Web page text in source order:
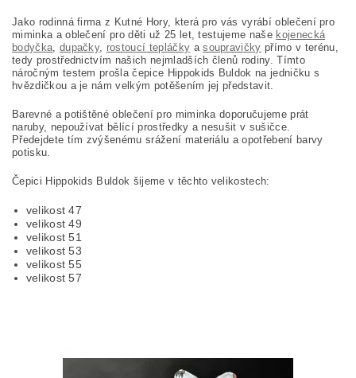
Jako rodinná firma z Kutné Hory, která pro vás vyrábí oblečení pro
miminka a oblečení pro děti už 25 let, testujeme naše kojenecká
bodyčka dupačky, rostoucí tepláčky asoupravičky přímo v terénu,
tedy prostřednictvím našich nejmladších členů rodiny. Tímto
náročným testem prošla čepice Hippokids Buldok na jedničku s
hvězdičkou a je nám velkým potěšením jej představit.
Barevné a potištěné oblečení pro miminka doporučujeme prát
naruby, nepoužívat bělící prostředky a nesušit v sušičce.
Předejdete tím zvýšenému srážení materiálu a opotřebení barvy
potisku.
Čepici Hippokids Buldok šijeme v těchto velikostech:
velikost 47
velikost 49
velikost 51
velikost 53
velikost 55
velikost 57